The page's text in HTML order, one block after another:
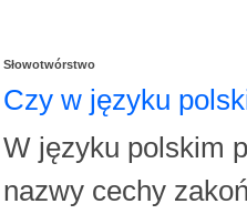
Słowotwórstwo
Czy w języku
W języku polskim
nazwy cechy